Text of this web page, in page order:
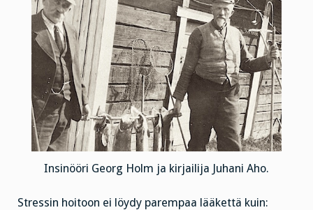
Insinööri Georg Holm ja kirjailija Juhani Aho.
Stressin hoitoon ei löydy parempaa lääkettä kuin: